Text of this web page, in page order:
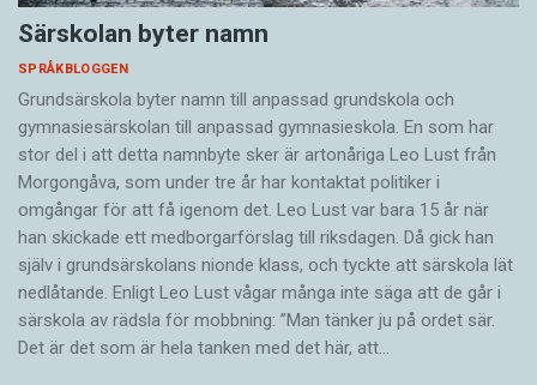
Särskolan byter namn
SPRÅKBLOGGEN
Grundsärskola byter namn till anpassad grundskola och
gymnasiesärskolan till anpassad gymnasieskola. En som har
stor del i att detta namnbyte sker är artonåriga Leo Lust från
Morgongåva, som under tre år har kontaktat politiker i
omgångar för att få igenom det. Leo Lust var bara 15 år när
han skickade ett medborgarförslag till riksdagen. Då gick han
själv i grundsärskolans nionde klass, och tyckte att särskola lät
nedlåtande. Enligt Leo Lust vågar många inte säga att de går i
särskola av rädsla för mobbning: ”Man tänker ju på ordet sär.
Det är det som är hela tanken med det här, att…